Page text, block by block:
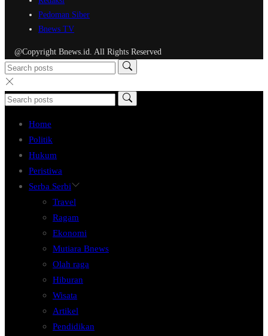
Pedoman Siber
Bnews TV
@Copyright Bnews.id. All Rights Reserved
Home
Politik
Hukum
Peristiwa
Serba Serbi
Travel
Ragam
Ekonomi
Mutiara Bnews
Olah raga
Hiburan
Wisata
Artikel
Pendidikan